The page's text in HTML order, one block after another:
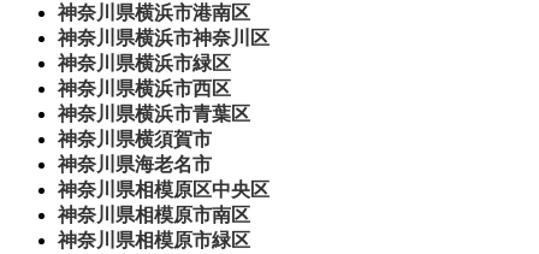
神奈川県横浜市港南区
神奈川県横浜市神奈川区
神奈川県横浜市緑区
神奈川県横浜市西区
神奈川県横浜市青葉区
神奈川県横須賀市
神奈川県海老名市
神奈川県相模原区中央区
神奈川県相模原市南区
神奈川県相模原市緑区